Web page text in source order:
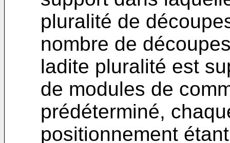
pluralité de
nombre de
ladite pluralité est
de modules de
prédéterminé,
positionnement